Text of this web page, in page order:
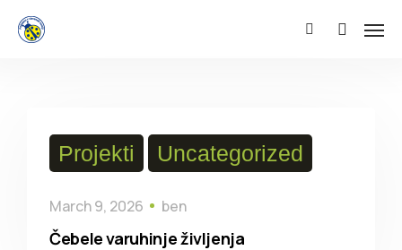
Projekti Uncategorized
March 9, 2026 ben
Čebele varuhinje življenja